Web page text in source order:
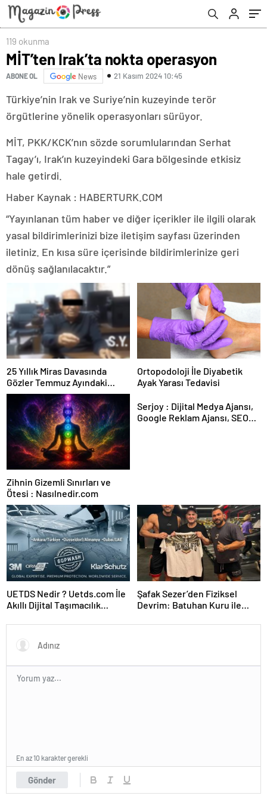
119 okunma
MİT’ten Irak’ta nokta operasyon
ABONE OL News 21 Kasım 2024 10:45
Türkiye’nin Irak ve Suriye’nin kuzeyinde terör
örgütlerine yönelik operasyonları sürüyor.
MİT, PKK/KCK’nın sözde sorumlularından Serhat
Tagay’ı, Irak’ın kuzeyindeki Gara bölgesinde etkisiz
hale getirdi.
Haber Kaynak : HABERTURK.COM
“Yayınlanan tüm haber ve diğer içerikler ile ilgili olarak
yasal bildirimlerinizi bize iletişim sayfası üzerinden
iletiniz. En kısa süre içerisinde bildirimlerinize geri
dönüş sağlanılacaktır.”
25 Yıllık Miras Davasında
Gözler Temmuz Ayındaki
Karar Duruşmasına Çevrildi
Ortopodoloji İle Diyabetik
Ayak Yarası Tedavisi
Zihnin Gizemli Sınırları ve
Ötesi : Nasılnedir.com
Serjoy : Dijital Medya Ajansı,
Google Reklam Ajansı, SEO
UETDS Nedir ? Uetds.com İle
Akıllı Dijital Taşımacılık
Şafak Sezer’den Fiziksel
Devrim: Batuhan Kuru ile
Gönder
En az 10 karakter gerekli